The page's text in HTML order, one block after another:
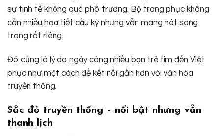
sự tinh tế không quá phô trương. Bộ trang phục không
cần nhiều họa tiết cầu kỳ nhưng vẫn mang nét sang
trọng rất riêng.
Đó cũng là lý do ngày càng nhiều bạn trẻ tìm đến Việt
phục như một cách để kết nối gần hơn với văn hóa
truyền thống.
Sắc đỏ truyền thống – nổi bật nhưng vẫn
thanh lịch